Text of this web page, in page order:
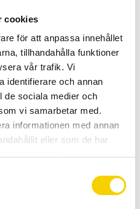
cookies
för att anpassa innehållet
tillhandahålla funktioner
vår trafik. Vi
identifierare och annan
de sociala medier och
vi samarbetar med.
informationen med annan
eller som de har
som cyklar för bättre hälsa
med 2 st fönster.
0.0~105.9 km/h
kg